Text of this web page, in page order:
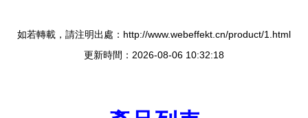
如若轉載，請注明出處：http://www.webeffekt.cn/product/1.html
更新時間：2026-08-06 10:32:18